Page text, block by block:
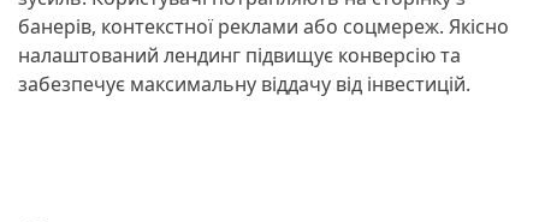
банерів, контекстної реклами або соцмереж. Якісно
налаштований лендинг підвищує конверсію та
забезпечує максимальну віддачу від інвестицій.